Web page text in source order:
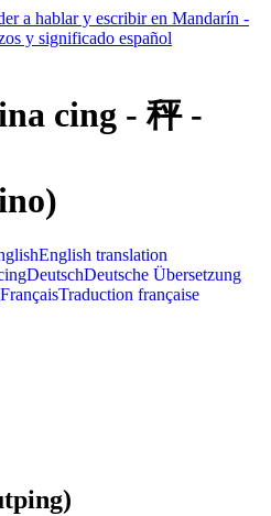
cing - 秤 -
English translation
DeutschDeutsche Übersetzung
FrançaisTraduction française